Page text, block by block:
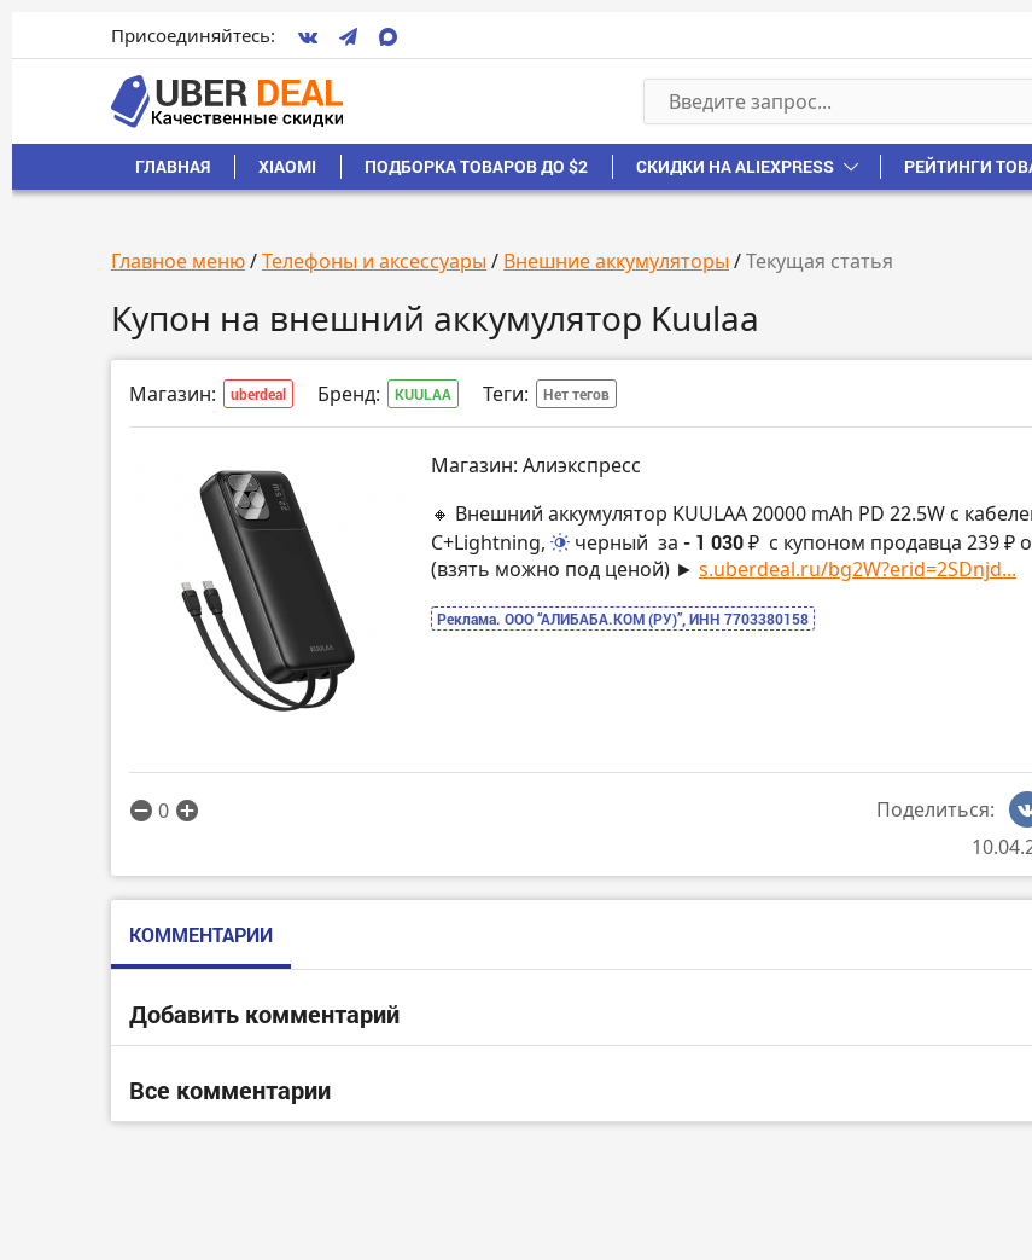
Присоединяйтесь:
ГЛАВНАЯ XIAOMI ПОДБОРКА ТОВАРОВ ДО $2 СКИДКИ НА ALIEXPRESS РЕЙТИНГИ
Главное меню/Телефоны и аксессуары / Внешние аккумуляторы /Текущая статья
Купон на внешний аккумулятор Kuulaa
Магазин: uberdeal Бренд: KUULAA Теги: Нет тегов
Магазин: Алиэкспресс
🔸 Внешний аккумулятор KUULAA 20000 mAh PD 22.5W с
C+Lightning,
черный за - 1 030 ₽ с купоном продавца 239 ₽
(взять можно под ценой) ► s.uberdeal.ru/bg2W?erid=2SDnjd...
Реклама. ООО “АЛИБАБА.КОМ (РУ)”, ИНН 7703380158
0
Поделиться:
КОММЕНТАРИИ
Добавить комментарий
Все комментарии